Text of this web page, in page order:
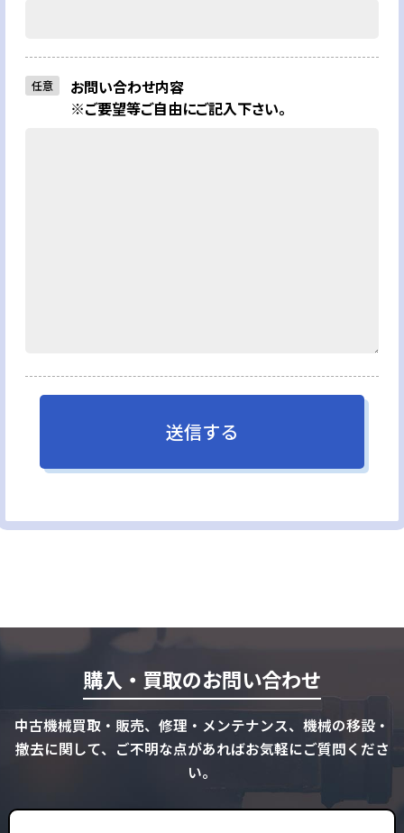
お問い合わせ内容
任意
※ご要望等ご自由にご記入下さい。
購入・買取のお問い合わせ
中古機械買取・販売、修理・メンテナンス、機械の移設・
撤去に関して、ご不明な点があればお気軽にご質問くださ
い。